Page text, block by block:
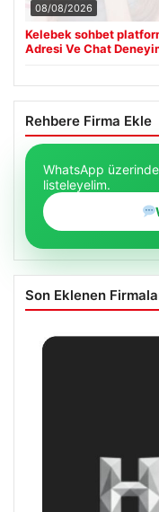
08/08/2026
Kelebek sohbet
Adresi Ve Chat
Rehbere Firma Ekle
WhatsApp
listeleyelim.
Son Eklenen